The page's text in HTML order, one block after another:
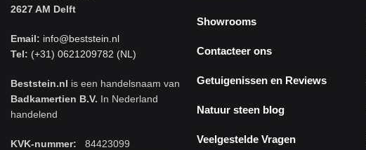
2627 AM Delft
Email: info@beststein.nl
Tel: (+31) 0621209782 (NL)
Beststein.nl is een handelsnaam van
Badkamertien B.V. In Nederland
handelend
KVK-nummer: 84423099
Showrooms
Contacteer ons
Getuigenissen en Reviews
Natuur steen blog
Veelgestelde Vragen